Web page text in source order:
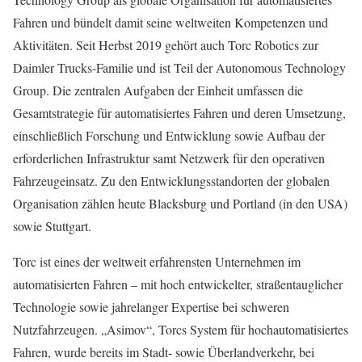
Fahren und bündelt damit seine weltweiten Kompetenzen und
Aktivitäten. Seit Herbst 2019 gehört auch Torc Robotics zur
Daimler Trucks-Familie und ist Teil der Autonomous Technology
Group. Die zentralen Aufgaben der Einheit umfassen die
Gesamtstrategie für automatisiertes Fahren und deren Umsetzung,
einschließlich Forschung und Entwicklung sowie Aufbau der
erforderlichen Infrastruktur samt Netzwerk für den operativen
Fahrzeugeinsatz. Zu den Entwicklungsstandorten der globalen
Organisation zählen heute Blacksburg und Portland (in den USA)
sowie Stuttgart.
Torc ist eines der weltweit erfahrensten Unternehmen im
automatisierten Fahren – mit hoch entwickelter, straßentauglicher
Technologie sowie jahrelanger Expertise bei schweren
Nutzfahrzeugen. „Asimov“, Torcs System für hochautomatisiertes
Fahren, wurde bereits im Stadt- sowie Überlandverkehr, bei